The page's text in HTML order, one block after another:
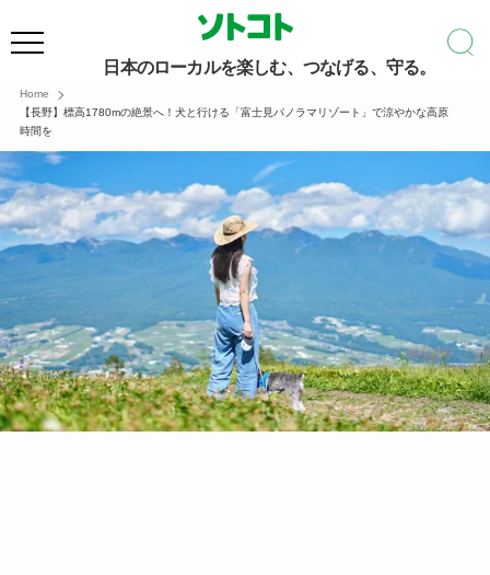
日本のローカルを楽しむ、つなげる、守る。
Home
【長野】標高1780mの絶景へ！犬と行ける「富士見パノラマリゾート」で涼やかな高原
時間を